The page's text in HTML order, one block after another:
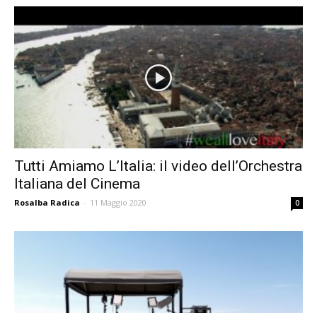
Tutti Amiamo L’Italia: il video dell’Orchestra
Italiana del Cinema
Rosalba Radica - 11 Maggio 2020 0